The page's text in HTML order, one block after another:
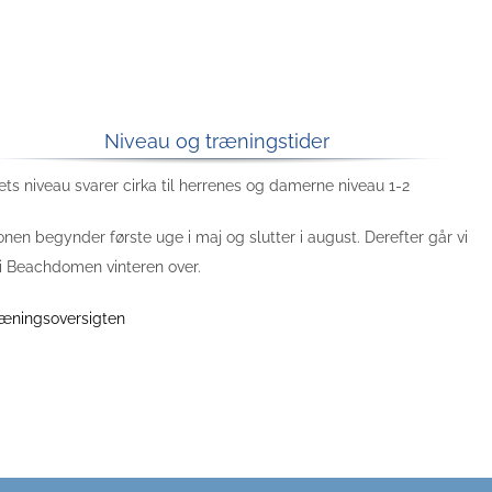
Niveau og træningstider
niveau svarer cirka til herrenes og damerne niveau 1-2
begynder første uge i maj og slutter i august. Derefter går vi
Beachdomen vinteren over.